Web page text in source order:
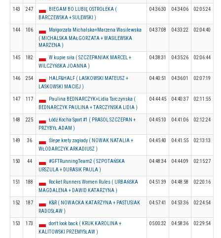
143 247
BIEGAM BO LUBIĘ OSTROŁEKA (
BARCZEWSKA + SULEWSKI )
04:36:30 04:34:06 02:05:24
144 106
Małgorzata Michalska+Marzena Wasilewska
( MICHALSKA MAŁGORZATA + WASILEWSKA
MARZENA )
04:37:08 04:33:22 02:04:40
145 182
W kupie siła ( SZCZEPANIAK MARCEL +
WILCZYŃSKA JOANNA )
04:38:31 04:35:26 02:06:44
146 254
HALF&HALF ( LASKOWSKI MATEUSZ +
LASKOWSKI MACIEJ )
04:40:51 04:36:01 02:07:19
147 117
Paulina BEDNARCZYK+Lidia Tarczynska (
BEDNARCZYK PAULINA + TARCZYNSKA LIDIA )
04:44:45 04:40:37 02:11:55
148 225
Łódź Kocha Sport #1 ( PRASOL SZCZEPAN +
PRZYBYŁ ADAM )
04:45:10 04:41:06 02:12:24
149 36
Ślepe krety zagłady ( NOWAK NATALIA +
WŁODARCZYK ARKADIUSZ )
04:45:40 04:41:55 02:13:13
150 44
#GFTRunningTeam2 ( SZPOTAŃSKA
URSZULA + DURASIK PAULA )
04:48:34 04:44:09 02:15:27
151 188
Rocket Runners Women Rules ( URBAŃSKA
MAGDALENA + DAWID KATARZYNA )
04:51:39 04:48:58 02:20:16
152 187
K&R ( NOWACKA KATARZYNA + PASTUSIAK
RADOSŁAW )
04:57:41 04:53:36 02:24:54
153 173
don't look back ( KRUK KAROLINA +
KALITOWSKI PRZEMYSŁAW )
05:00:32 04:58:36 02:29:54